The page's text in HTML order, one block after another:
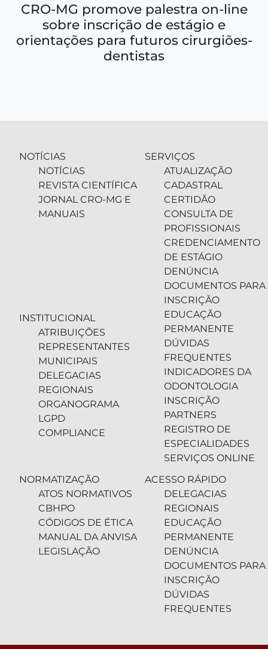
CRO-MG promove palestra on-line
sobre inscrição de estágio e
orientações para futuros cirurgiões-
dentistas
NOTÍCIAS
NOTÍCIAS
REVISTA CIENTÍFICA
JORNAL CRO-MG E
MANUAIS
INSTITUCIONAL
ATRIBUIÇÕES
REPRESENTANTES
MUNICIPAIS
DELEGACIAS
REGIONAIS
ORGANOGRAMA
LGPD
COMPLIANCE
SERVIÇOS
ATUALIZAÇÃO
CADASTRAL
CERTIDÃO
CONSULTA DE
PROFISSIONAIS
CREDENCIAMENTO
DE ESTÁGIO
DENÚNCIA
DOCUMENTOS PARA
INSCRIÇÃO
EDUCAÇÃO
PERMANENTE
DÚVIDAS
FREQUENTES
INDICADORES DA
ODONTOLOGIA
INSCRIÇÃO
PARTNERS
REGISTRO DE
ESPECIALIDADES
SERVIÇOS ONLINE
NORMATIZAÇÃO
ATOS NORMATIVOS
CBHPO
CÓDIGOS DE ÉTICA
MANUAL DA ANVISA
LEGISLAÇÃO
ACESSO RÁPIDO
DELEGACIAS
REGIONAIS
EDUCAÇÃO
PERMANENTE
DENÚNCIA
DOCUMENTOS PARA
INSCRIÇÃO
DÚVIDAS
FREQUENTES